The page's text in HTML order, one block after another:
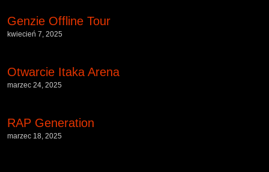
Genzie Offline Tour
kwiecień 7, 2025
Otwarcie Itaka Arena
marzec 24, 2025
RAP Generation
marzec 18, 2025